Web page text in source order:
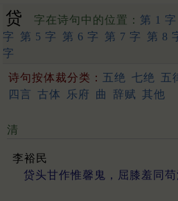
贷 字在诗句中的位置： 第 1 字
字
第 5 字 第 6 字 第 7 字 第 8
字
诗句按体裁分类： 五绝 七绝 五
四言 古体 乐府 曲 辞赋 其他
清
李裕民
贷头甘作惟馨鬼，屈膝羞同苟